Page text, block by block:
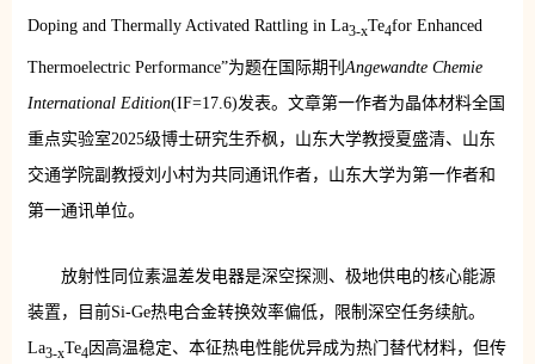
Doping and Thermally Activated Rattling in La3-xTe4for Enhanced
Thermoelectric Performance”为题在国际期刊 Angewandte Chemie
International Edition(IF=17.6)发表。文章第一作者为晶体材料全国
重点实验室2025级博士研究生乔枫，山东大学教授夏盛清、山东
交通学院副教授刘小村为共同通讯作者，山东大学为第一作者和
第一通讯单位。
放射性同位素温差发电器是深空探测、极地供电的核心能源
装置，目前Si-Ge热电合金转换效率偏低，限制深空任务续航。
La3-xTe4 因高温稳定、本征热电性能优异成为热门替代材料，但传